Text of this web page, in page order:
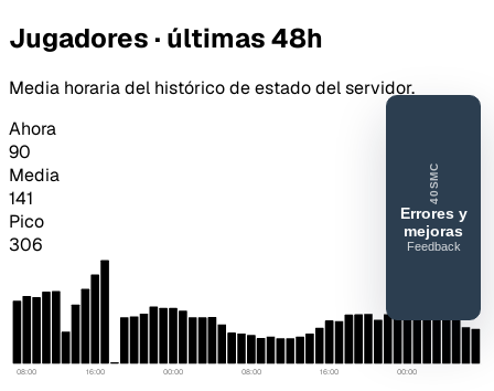
Jugadores · últimas 48h
Media horaria del histórico de estado del servidor.
Ahora
90
Media
141
Pico
306
08:00 16:00 00:00 08:00 16:00 00:00
40SMC
Errores y
mejoras
Feedback
error o
mejora